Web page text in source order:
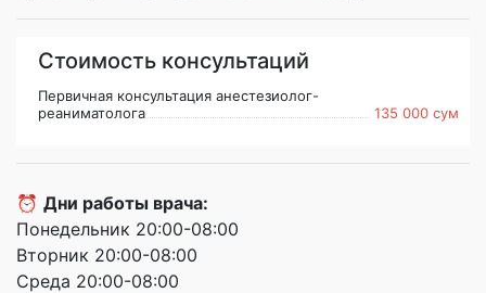
Стоимость консультаций
Первичная консультация анестезиолог-
реаниматолога
135 000 сум
⏰ Дни работы врача:
Понедельник 20:00-08:00
Вторник 20:00-08:00
Среда 20:00-08:00